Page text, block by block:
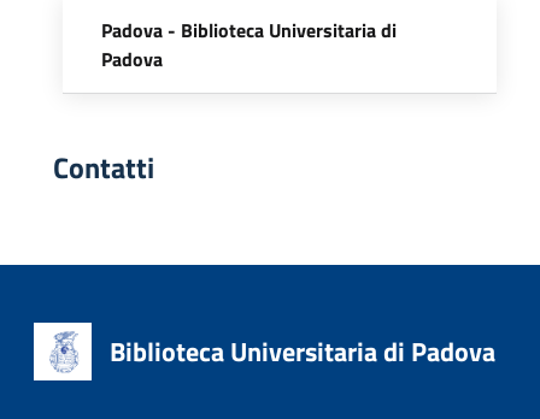
Padova - Biblioteca Universitaria di
Padova
Contatti
Biblioteca Universitaria di Padova